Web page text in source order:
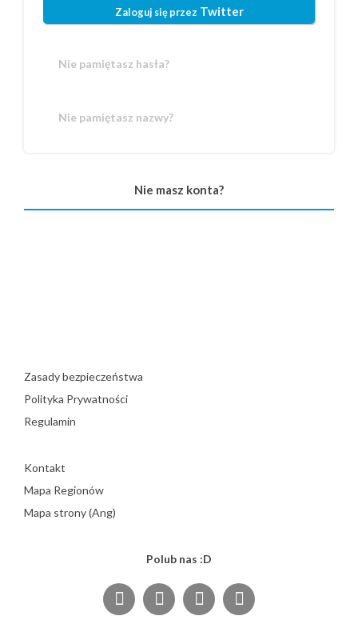
Zaloguj się przez Twitter
Nie pamiętasz hasła?
Nie pamiętasz nazwy?
Nie masz konta?
Zasady bezpieczeństwa
Polityka Prywatności
Regulamin
Kontakt
Mapa Regionów
Mapa strony (Ang)
Polub nas :D